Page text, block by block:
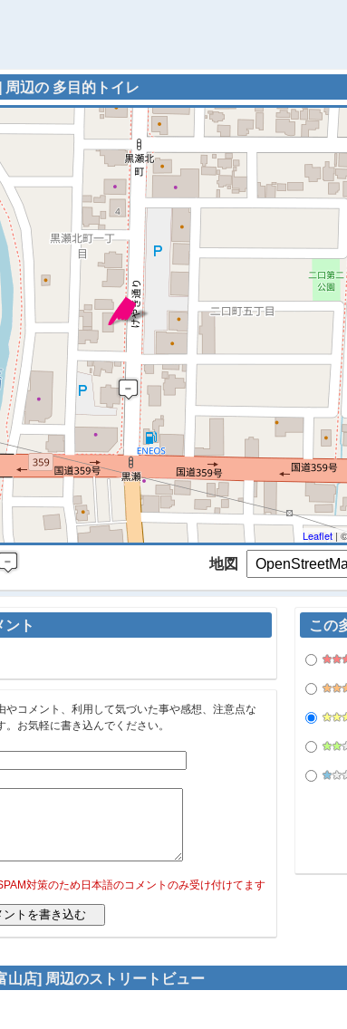
周辺の 多目的トイレ
マップを検索、表示中です ※
Leaflet | ©
地図
この
ント
コメント、利用して気づいた事や感想、注意点な
お気軽に書き込んでください。
対策のため日本語のコメントのみ受け付けてます
山店] 周辺のストリートビュー